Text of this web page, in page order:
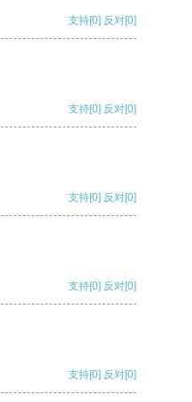
支持[0] 反对[0]
支持[0] 反对[0]
支持[0] 反对[0]
支持[0] 反对[0]
支持[0] 反对[0]